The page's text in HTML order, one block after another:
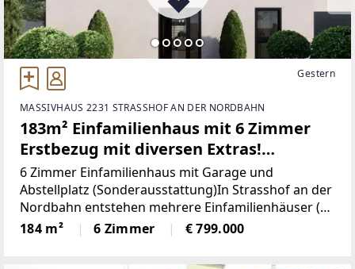
Gestern
MASSIVHAUS 2231 STRASSHOF AN DER NORDBAHN
183m² Einfamilienhaus mit 6 Zimmer
Erstbezug mit diversen Extras!
Strasshof an der Nordbahn
6 Zimmer Einfamilienhaus mit Garage und
Abstellplatz (Sonderausstattung)In Strasshof an der
Nordbahn entstehen mehrere Einfamilienhäuser (
Belagsfertig) auf jeweils einem 500m² großem
Grundstück.Die Häuser haben alle 6 Zimmer mit 2
184 m² 6 Zimmer € 799.000